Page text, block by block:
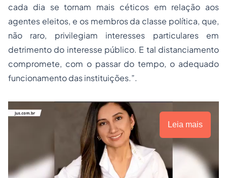
cada dia se tornam mais céticos em relação aos
agentes eleitos, e os membros da classe política, que,
não raro, privilegiam interesses particulares em
detrimento do interesse público. E tal distanciamento
compromete, com o passar do tempo, o adequado
funcionamento das instituições.”.
Leia mais